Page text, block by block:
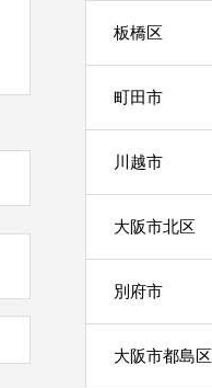
板橋区
町田市
川越市
大阪市北区
別府市
大阪市都島区